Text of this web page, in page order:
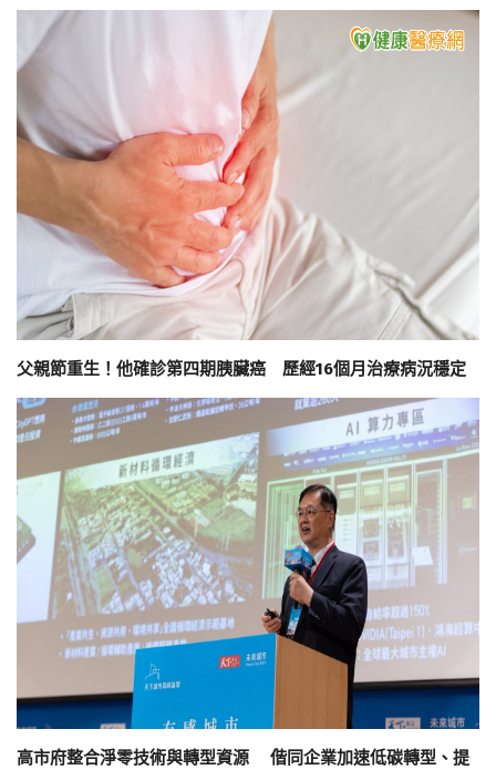
父親節重生！他確診第四期胰臟癌 歷經16個月治療病況穩定
高市府整合淨零技術與轉型資源 偕同企業加速低碳轉型、提